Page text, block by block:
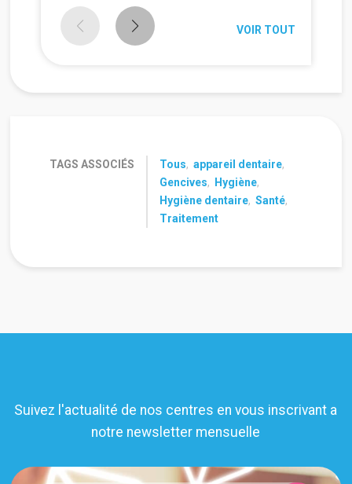
VOIR TOUT
TAGS ASSOCIÉS Tous, appareil dentaire,
Gencives, Hygiène,
Hygiène dentaire, Santé,
Traitement
Suivez l'actualité de nos centres en vous inscrivant a
notre newsletter mensuelle